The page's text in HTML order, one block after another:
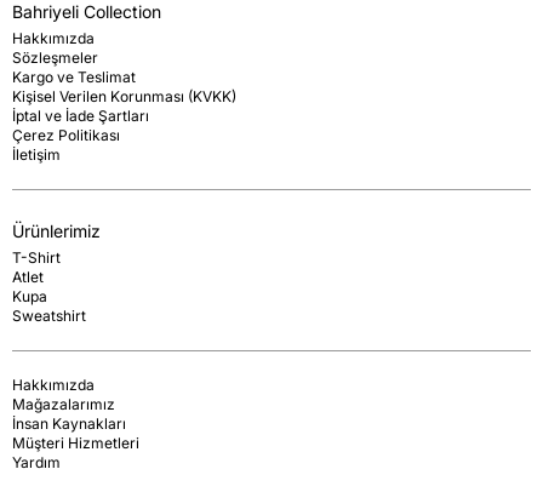
Bahriyeli Collection
Hakkımızda
Sözleşmeler
Kargo ve Teslimat
Kişisel Verilen Korunması (KVKK)
İptal ve İade Şartları
Çerez Politikası
İletişim
Ürünlerimiz
T-Shirt
Atlet
Kupa
Sweatshirt
Hakkımızda
Mağazalarımız
İnsan Kaynakları
Müşteri Hizmetleri
Yardım